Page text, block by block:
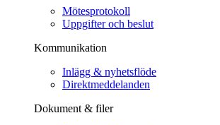
Mötesprotokoll
Uppgifter och beslut
Kommunikation
Inlägg & nyhetsflöde
Direktmeddelanden
Dokument & filer